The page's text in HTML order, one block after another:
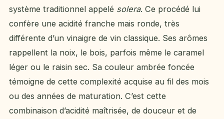
système traditionnel appelé solera. Ce procédé lui
confère une acidité franche mais ronde, très
différente d’un vinaigre de vin classique. Ses arômes
rappellent la noix, le bois, parfois même le caramel
léger ou le raisin sec. Sa couleur ambrée foncée
témoigne de cette complexité acquise au fil des mois
ou des années de maturation. C’est cette
combinaison d’acidité maîtrisée, de douceur et de